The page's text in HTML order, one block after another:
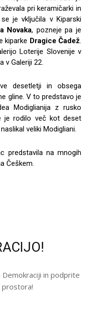
pri keramičarki in
je vključila v Kiparski
Novaka, pozneje pa je
kiparke Dragice Čadež
Loterije Slovenije v
v Galeriji 22.
desetletji in obsega
gline. V to predstavo je
Modiglianija z rusko
je rodilo več kot deset
veliki Modigliani.
predstavila na mnogih
Češkem.
in podprite
prostora!